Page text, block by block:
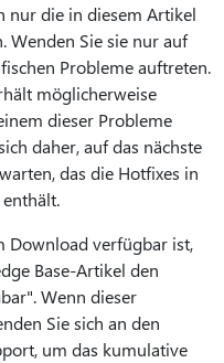
nur die in diesem Artikel
Wenden Sie sie nur auf
Probleme auftreten.
möglicherweise
dieser Probleme
daher, auf das nächste
das die Hotfixes in
Download verfügbar ist,
Base-Artikel den
Wenn dieser
Sie sich an den
um das kumulative